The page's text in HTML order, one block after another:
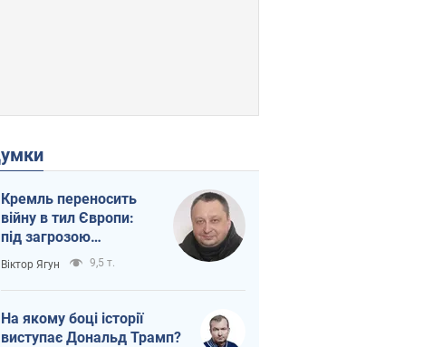
Думки
Кремль переносить
війну в тил Європи:
під загрозою
критична логістика
Віктор Ягун 9,5 т.
На якому боці історії
виступає Дональд Трамп?